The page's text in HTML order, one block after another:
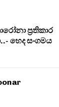
ප‍්‍රතිකාර
හෙද සංගමය